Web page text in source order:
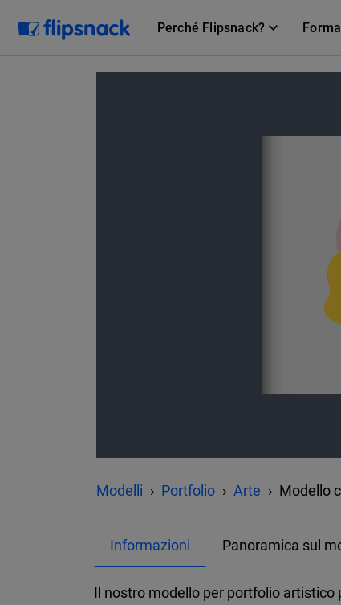
Perché Flipsnack?
Modelli Portfolio Arte Modello
Informazioni Panoramica sul
Il nostro modello per portfolio artistico